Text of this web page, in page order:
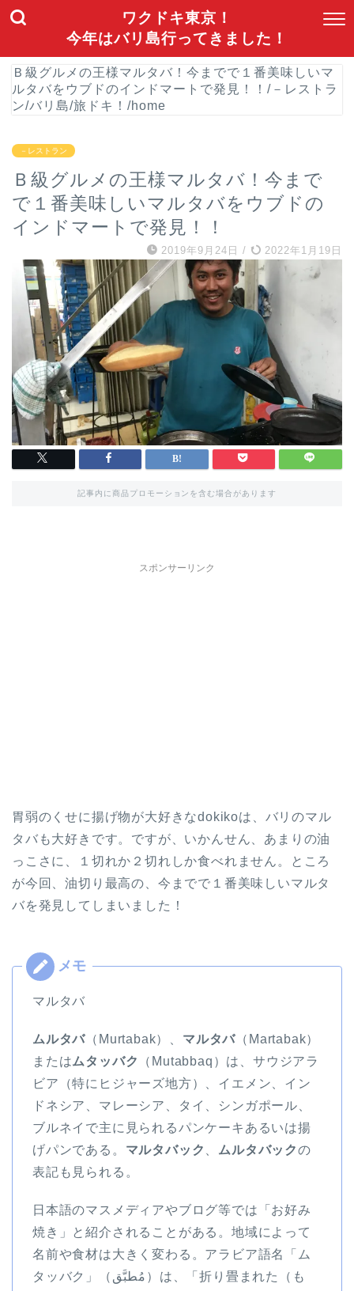
ワクドキ東京！
今年はバリ島行ってきました！
Ｂ級グルメの王様マルタバ！今までで１番美味しいマ
ルタバをウブドのインドマートで発見！！ / －レストラ
ン/バリ島/旅ドキ！ /home
－レストラン
Ｂ級グルメの王様マルタバ！今まで
で１番美味しいマルタバをウブドの
インドマートで発見！！
2019年9月24日 / 2022年1月19日
記事内に商品プロモーションを含む場合があります
スポンサーリンク
胃弱のくせに揚げ物が大好きなdokikoは、バリのマル
タバも大好きです。ですが、いかんせん、あまりの油
っこさに、１切れか２切れしか食べれません。ところ
が今回、油切り最高の、今までで１番美味しいマルタ
バを発見してしまいました！
マルタバ
ムルタバ （Murtabak）、 マルタバ （Martabak）
またはムタッバク
（Mutabbaq）は、サウジアラ
ビア（特にヒジャーズ地方）、イエメン、イン
ドネシア、マレーシア、タイ、シンガポール、
ブルネイで主に見られるパンケーキあるいは揚
げパンである。 マルタバック ムルタバックの
表記も見られる。
日本語のマスメディアやブログ等では「お好み
焼き」と紹介されることがある。地域によって
名前や食材は大きく変わる。アラビア語名「ム
タッバク」（ مُطبَّق ）は、「折り畳まれた（も